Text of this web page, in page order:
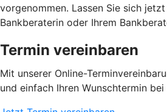
vorgenommen. Lassen Sie sich
Bankberaterin oder Ihrem
Termin vereinbaren
Mit unserer Online-
und einfach Ihren Wunschtermin bei